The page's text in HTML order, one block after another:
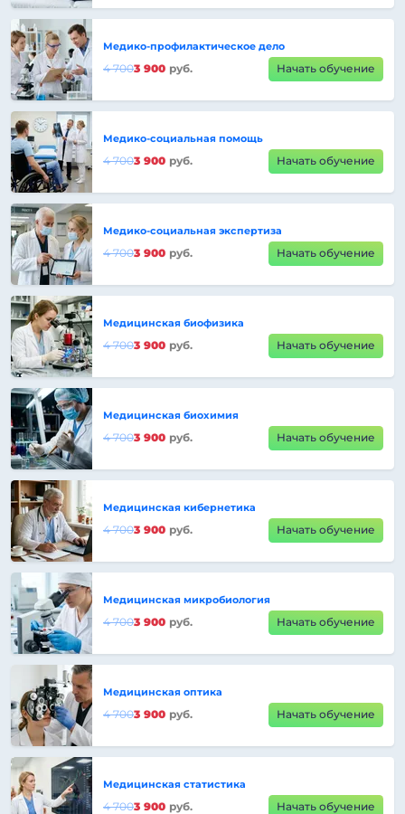
Медико-профилактическое дело
4 7003 900 руб. Начать обучение
Медико-социальная помощь
4 7003 900 руб. Начать обучение
Медико-социальная экспертиза
4 7003 900 руб. Начать обучение
Медицинская биофизика
4 7003 900 руб. Начать обучение
Медицинская биохимия
4 7003 900 руб. Начать обучение
Медицинская кибернетика
4 7003 900 руб. Начать обучение
Медицинская микробиология
4 7003 900 руб. Начать обучение
Медицинская оптика
4 7003 900 руб. Начать обучение
Медицинская статистика
4 7003 900 руб. Начать обучение